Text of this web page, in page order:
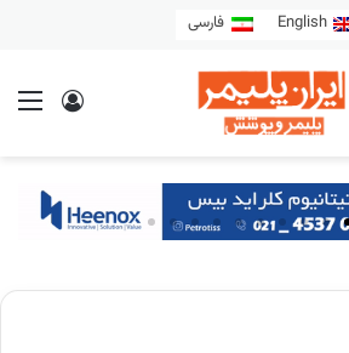
English فارسی